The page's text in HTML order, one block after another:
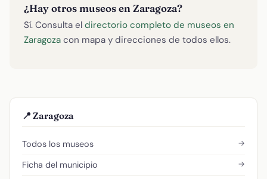
¿Hay otros museos en Zaragoza?
Sí. Consulta el directorio completo de museos en
Zaragoza con mapa y direcciones de todos ellos.
📍 Zaragoza
Todos los museos →
Ficha del municipio →